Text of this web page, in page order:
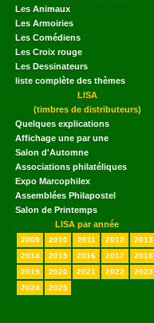
Les Animaux
Les Armoiries
Les Comédiens
Les Croix rouge
Les Dessinateurs
liste complète des thèmes
LISA
(timbres de distributeurs)
Quelques explications
Affichage une par une
Salon d'Automne
Associations philatéliques
Expo Marcophilex
Assemblées Philapostel
Salon de Printemps
LISA par année
2009 2010 2011 2012
2013
2014
2015 2016 2017
2018
2019
2020 2021 2022
2023
2024
2025